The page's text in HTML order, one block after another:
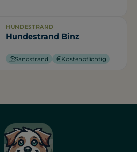
HUNDESTRAND
Hundestrand Binz
Sandstrand Kostenpflichtig